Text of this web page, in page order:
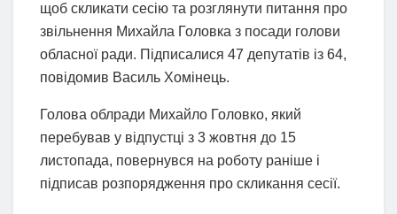
щоб скликати сесію та розглянути питання про
звільнення Михайла Головка з посади голови
обласної ради. Підписалися 47 депутатів із 64,
повідомив Василь Хомінець.
Голова облради Михайло Головко, який
перебував у відпустці з 3 жовтня до 15
листопада, повернувся на роботу раніше і
підписав розпорядження про скликання сесії.